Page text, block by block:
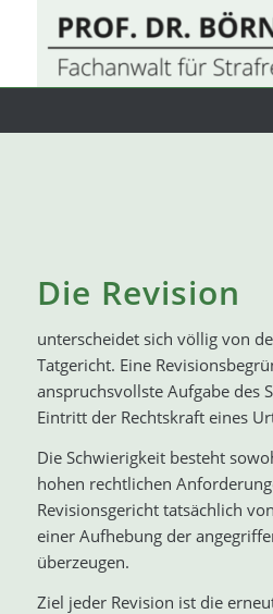
Die Revision
unterscheidet sich völlig von
Tatgericht. Eine
anspruchsvollste Aufgabe des
Eintritt der Rechtskraft eines
Die Schwierigkeit besteht
hohen rechtlichen
Revisionsgericht tatsächlich
einer Aufhebung der
überzeugen.
Ziel jeder Revision ist die